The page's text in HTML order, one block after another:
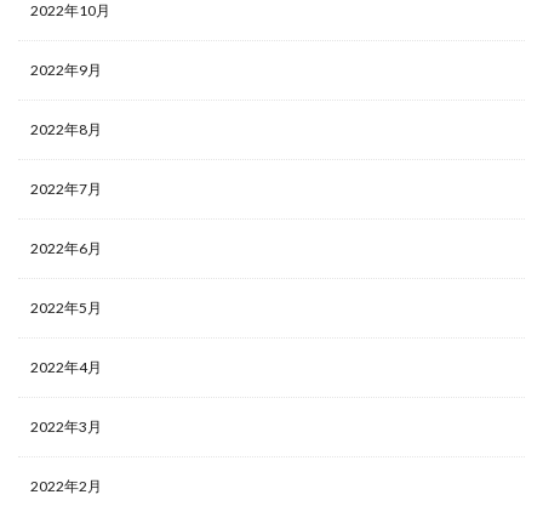
2022年10月
2022年9月
2022年8月
2022年7月
2022年6月
2022年5月
2022年4月
2022年3月
2022年2月